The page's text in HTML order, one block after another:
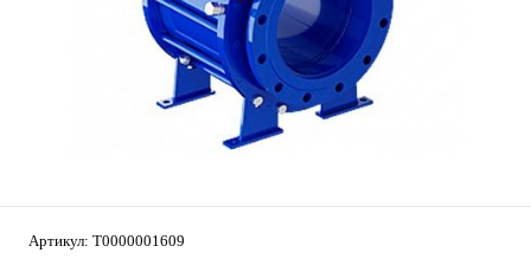
Артикул: Т0000001609